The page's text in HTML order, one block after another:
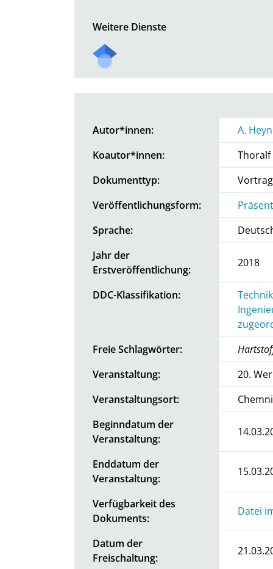
Weitere Dienste
Autor*innen:
A. Heyn
Koautor*innen:
Dokumenttyp:
Vortrag
Veröffentlichungsform:
Sprache:
Jahr der
Erstveröffentlichung:
2018
DDC-Klassifikation:
Freie Schlagwörter:
Veranstaltung:
20.
Veranstaltungsort:
Beginndatum der
Veranstaltung:
Enddatum der
Veranstaltung:
Verfügbarkeit des
Dokuments:
Datei
Datum der
Freischaltung: